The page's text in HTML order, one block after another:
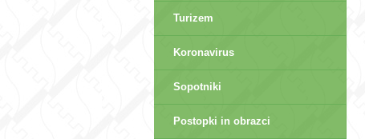
Turizem
Koronavirus
Sopotniki
Postopki in obrazci